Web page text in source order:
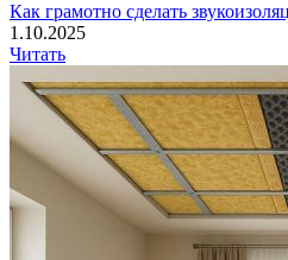
Как грамотно сделать
1.10.2025
Читать